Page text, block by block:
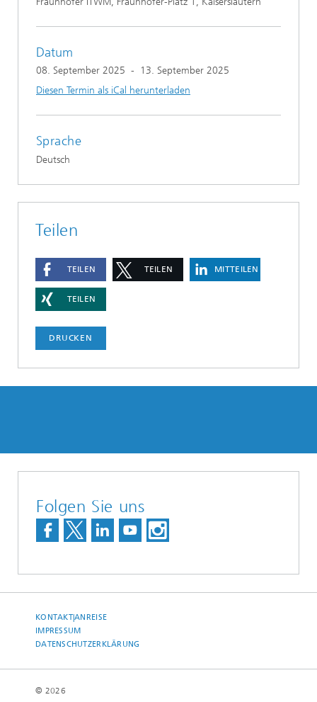
Datum
08. September 2025 -
13. September 2025
Diesen Termin als iCal herunterladen
Sprache
Deutsch
Teilen
TEILEN TEILEN MITTEILEN
TEILEN
DRUCKEN
Folgen Sie uns
KONTAKT|ANREISE
IMPRESSUM
DATENSCHUTZERKLÄRUNG
© 2026